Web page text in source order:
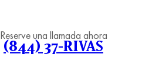
Reserve una llamada ahora
(844) 37-RIVAS